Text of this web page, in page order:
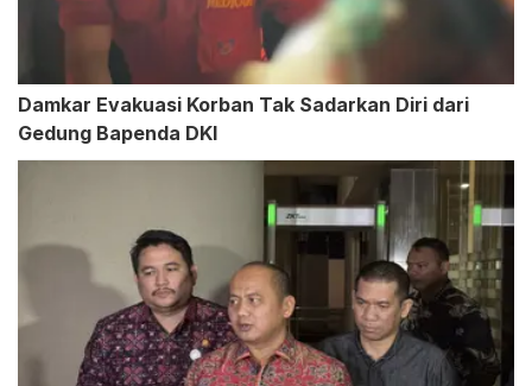
Damkar Evakuasi Korban Tak Sadarkan Diri dari
Gedung Bapenda DKI